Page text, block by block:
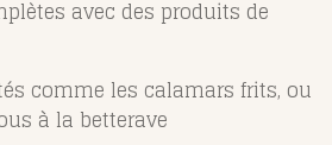
avec des produits de
comme les calamars frits, ou
à la betterave